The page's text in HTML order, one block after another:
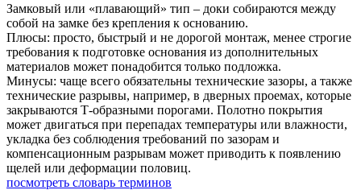
Замковый или «плавающий» тип – доки собираются между
собой на замке без крепления к основанию.
Плюсы: просто, быстрый и не дорогой монтаж, менее строгие
требования к подготовке основания из дополнительных
материалов может понадобится только подложка.
Минусы: чаще всего обязательны технические зазоры, а также
технические разрывы, например, в дверных проемах, которые
закрываются Т-образными порогами. Полотно покрытия
может двигаться при перепадах температуры или влажности,
укладка без соблюдения требований по зазорам и
компенсационным разрывам может приводить к появлению
щелей или деформации половиц.
посмотреть словарь терминов